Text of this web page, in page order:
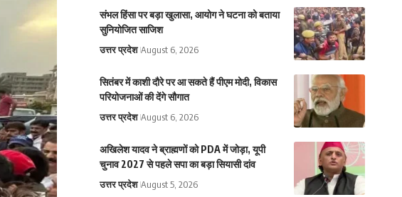
संभल हिंसा पर बड़ा खुलासा, आयोग ने घटना को बताया
सुनियोजित साजिश
उत्तर प्रदेश August 6, 2026
सितंबर में काशी दौरे पर आ सकते हैं पीएम मोदी, विकास
परियोजनाओं की देंगे सौगात
उत्तर प्रदेश August 6, 2026
अखिलेश यादव ने ब्राह्मणों को PDA में जोड़ा, यूपी
चुनाव 2027 से पहले सपा का बड़ा सियासी दांव
उत्तर प्रदेश August 5, 2026